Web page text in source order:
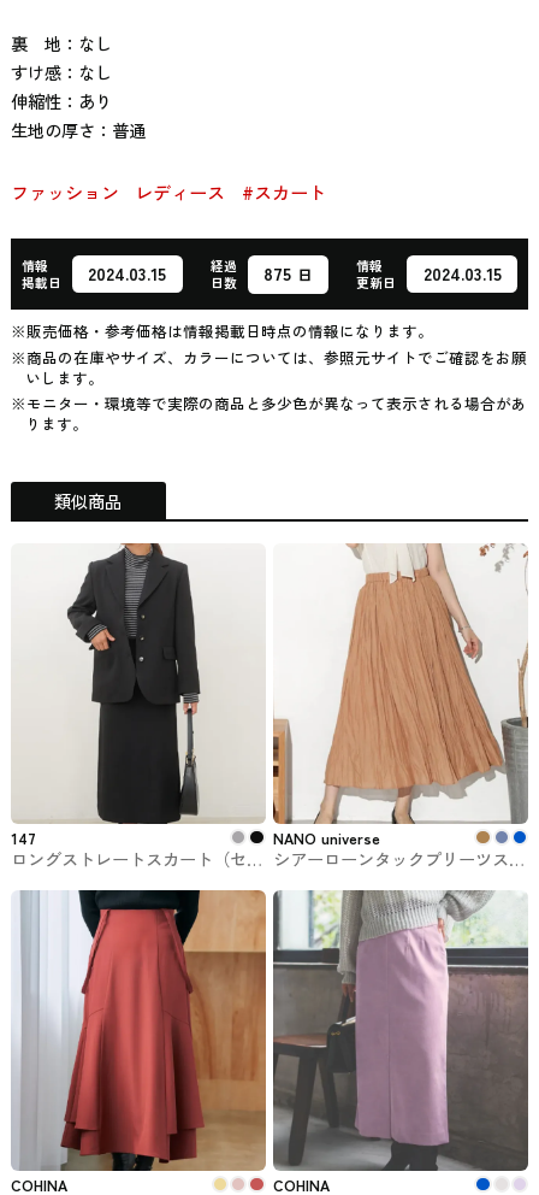
裏 地：なし
すけ感：なし
伸縮性：あり
生地の厚さ：普通
ファッション レディース #スカート
情報
掲載日
2024.03.15
経過
日数
875 日
情報
更新日
2024.03.15
※販売価格・参考価格は情報掲載日時点の情報になります。
※商品の在庫やサイズ、カラーについては、参照元サイトでご確認をお願
いします。
※モニター・環境等で実際の商品と多少色が異なって表示される場合があ
ります。
類似商品
147
ロングストレートスカート（セッ
ichi_yon_nana
NANO universe
シアーローンタックプリーツスカ
COHINA COHINA